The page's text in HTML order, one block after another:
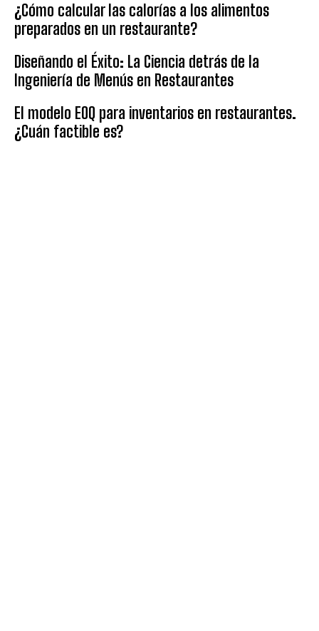
¿Cómo calcular las calorías a los alimentos
preparados en un restaurante?
Diseñando el Éxito: La Ciencia detrás de la
Ingeniería de Menús en Restaurantes
El modelo EOQ para inventarios en restaurantes.
¿Cuán factible es?